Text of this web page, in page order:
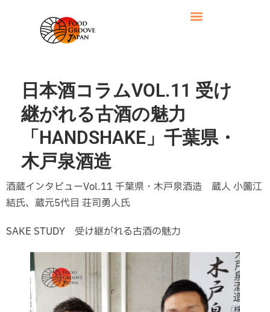
日本酒コラムVOL.11 受け
継がれる古酒の魅力
「HANDSHAKE」千葉県・
木戸泉酒造
酒蔵インタビューVol.11 千葉県・木戸泉酒造 蔵人 小薗江
結氏、蔵元5代目 荘司勇人氏
SAKE STUDY 受け継がれる古酒の魅力